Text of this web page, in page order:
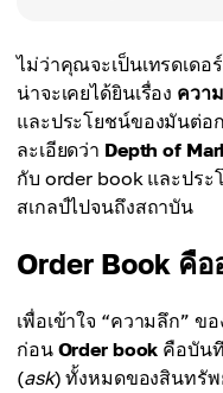
ไม่ว่าคุณจะเป็นเทรดเด
น่าจะเคยได้ยินเรื่อง ควา
และประโยชน์ของมันต่อ
ละเอียดว่า Depth of
กับ order book และประ
สเกลป์ไปจนถึงสถาบัน
Order Book คือ
เพื่อเข้าใจ “ความลึก” ข
ก่อน Order book คือบัน
(ask) ทั้งหมดของสินทรัพ